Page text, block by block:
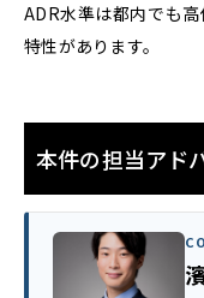
ADR水準は都内でも
特性があります。
本件の担当アド